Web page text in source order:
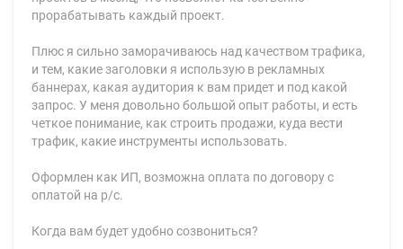
прорабатывать каждый проект.
Плюс я сильно заморачиваюсь над качеством трафика,
и тем, какие заголовки я использую в рекламных
баннерах, какая аудитория к вам придет и под какой
запрос. У меня довольно большой опыт работы, и есть
четкое понимание, как строить продажи, куда вести
трафик, какие инструменты использовать.
Оформлен как ИП, возможна оплата по договору с
оплатой на р/с.
Когда вам будет удобно созвониться?